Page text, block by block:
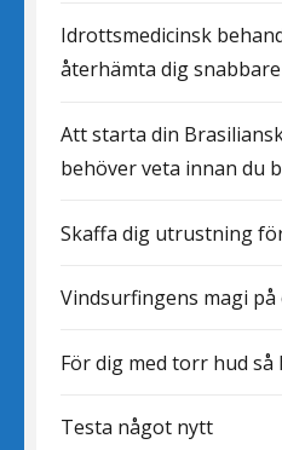
Idrottsmedicinsk
återhämta dig
Att starta din
behöver veta innan du
Skaffa dig utrustning
Vindsurfingens magi
För dig med torr hud
Testa något nytt